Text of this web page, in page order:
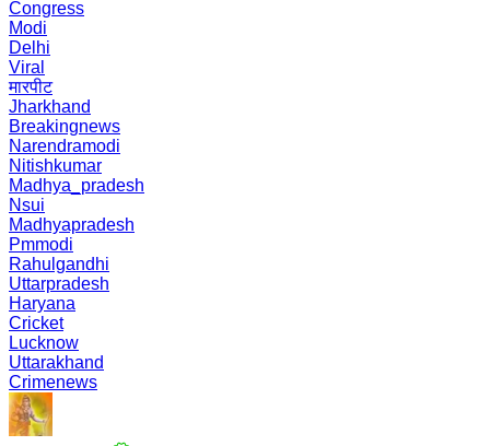
Congress
Modi
Delhi
Viral
मारपीट
Jharkhand
Breakingnews
Narendramodi
Nitishkumar
Madhya_pradesh
Nsui
Madhyapradesh
Pmmodi
Rahulgandhi
Uttarpradesh
Haryana
Cricket
Lucknow
Uttarakhand
Crimenews